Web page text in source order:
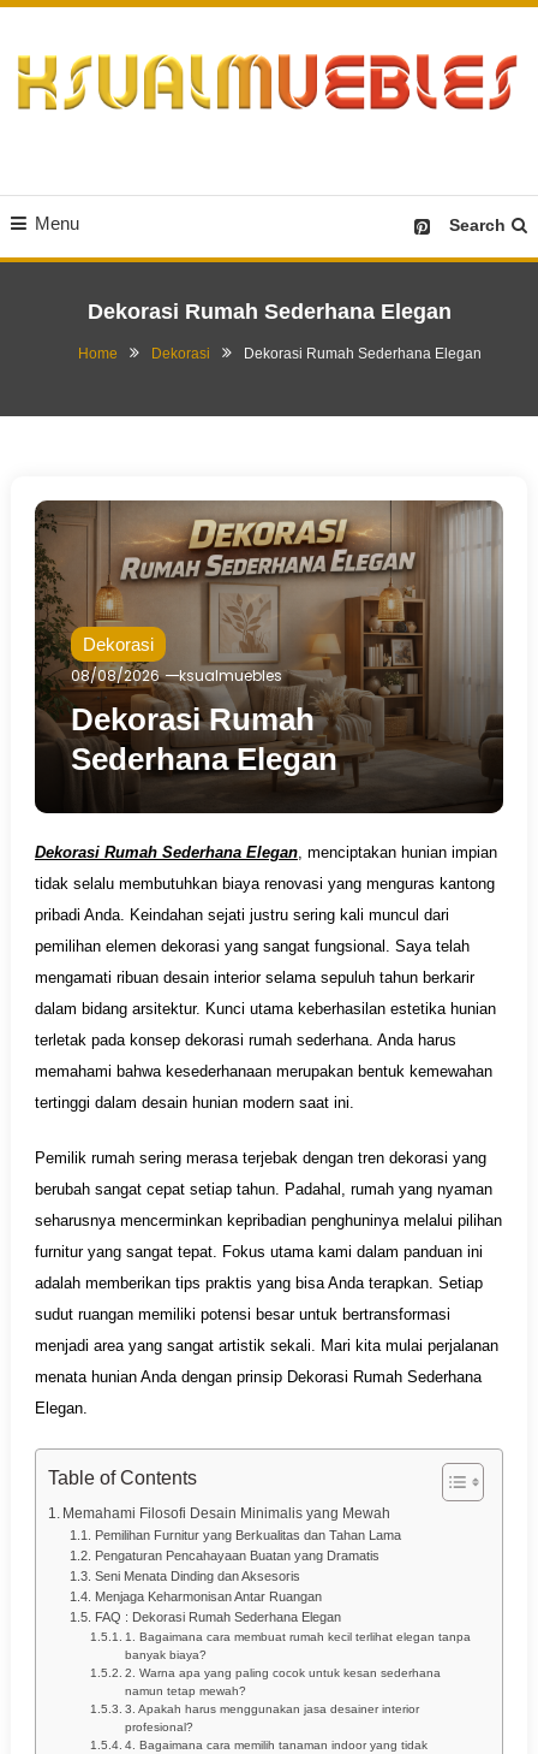
Content
Menu Search
Dekorasi Rumah Sederhana Elegan
Home Dekorasi Dekorasi Rumah Sederhana Elegan
Dekorasi
08/08/2026
ksualmuebles
Dekorasi Rumah
Sederhana Elegan
Dekorasi Rumah Sederhana Elegan, menciptakan hunian impian
tidak selalu membutuhkan biaya renovasi yang menguras kantong
pribadi Anda. Keindahan sejati justru sering kali muncul dari
pemilihan elemen dekorasi yang sangat fungsional. Saya telah
mengamati ribuan desain interior selama sepuluh tahun berkarir
dalam bidang arsitektur. Kunci utama keberhasilan estetika hunian
terletak pada konsep dekorasi rumah sederhana. Anda harus
memahami bahwa kesederhanaan merupakan bentuk kemewahan
tertinggi dalam desain hunian modern saat ini.
Pemilik rumah sering merasa terjebak dengan tren dekorasi yang
berubah sangat cepat setiap tahun. Padahal, rumah yang nyaman
seharusnya mencerminkan kepribadian penghuninya melalui pilihan
furnitur yang sangat tepat. Fokus utama kami dalam panduan ini
adalah memberikan tips praktis yang bisa Anda terapkan. Setiap
sudut ruangan memiliki potensi besar untuk bertransformasi
menjadi area yang sangat artistik sekali. Mari kita mulai perjalanan
menata hunian Anda dengan prinsip Dekorasi Rumah Sederhana
Elegan.
Table of Contents
Memahami Filosofi Desain Minimalis yang Mewah
Pemilihan Furnitur yang Berkualitas dan Tahan Lama
Pengaturan Pencahayaan Buatan yang Dramatis
Seni Menata Dinding dan Aksesoris
Menjaga Keharmonisan Antar Ruangan
FAQ : Dekorasi Rumah Sederhana Elegan
1. Bagaimana cara membuat rumah kecil terlihat elegan tanpa
banyak biaya?
2. Warna apa yang paling cocok untuk kesan sederhana
namun tetap mewah?
3. Apakah harus menggunakan jasa desainer interior
profesional?
4. Bagaimana cara memilih tanaman indoor yang tidak